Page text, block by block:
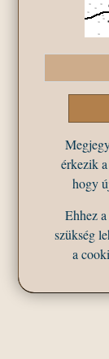
érkezik
hogy
Ehhez
szükség
a